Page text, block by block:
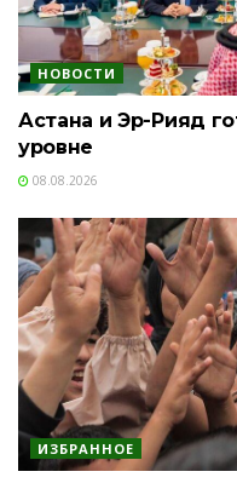
НОВОСТИ
Астана и Эр-Рияд
уровне
08.08.2026
ИЗБРАННОЕ